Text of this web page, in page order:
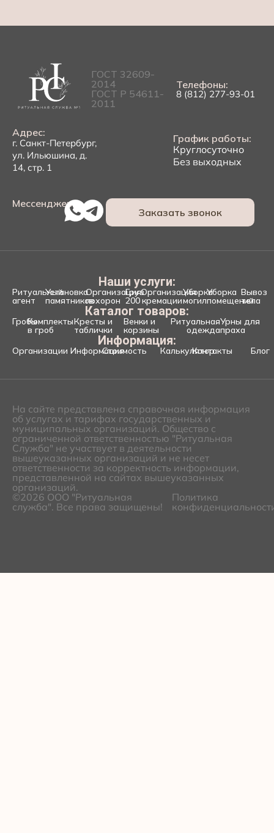
ГОСТ 32609-
2014
ГОСТ Р 54611-
2011
Телефоны:
8 (812) 277-93-01
Адрес:
г. Санкт-Петербург,
ул. Ильюшина, д.
14, стр. 1
График работы:
Круглосуточно
Без выходных
Мессенджеры:
Заказать звонок
Наши услуги:
Ритуальный
агент
Установка
памятников
Организация
похорон
Груз
200
Организация
кремации
Уборка
могил
Уборка
помещений
Вывоз
тела
Каталог товаров:
ГробыКомплекты
в гроб
Кресты и
таблички
Венки и
корзины
Ритуальная
одежда
Урны для
праха
Информация:
Организации ИнформацияСтоимость Калькулятор
Контакты Блог
На сайте представлена справочная информация
об услугах и тарифах государственных и
муниципальных организаций. Общество с
ограниченной ответственностью "Ритуальная
Служба" не участвует в деятельности
вышеуказанных организаций и не несет
ответственности за корректность информации,
представленной на сайтах вышеуказанных
организаций.
©2026 ООО "Ритуальная
служба". Все права защищены!
Политика